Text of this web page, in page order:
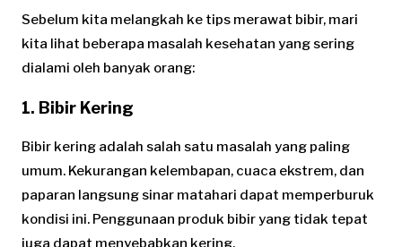
Sebelum kita melangkah ke tips merawat bibir, mari
kita lihat beberapa masalah kesehatan yang sering
dialami oleh banyak orang:
1. Bibir Kering
Bibir kering adalah salah satu masalah yang paling
umum. Kekurangan kelembapan, cuaca ekstrem, dan
paparan langsung sinar matahari dapat memperburuk
kondisi ini. Penggunaan produk bibir yang tidak tepat
juga dapat menyebabkan kering.